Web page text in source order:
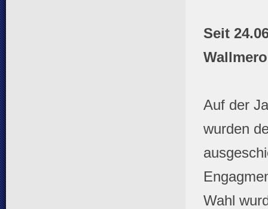
Seit
Auf der
wurden
Wahl